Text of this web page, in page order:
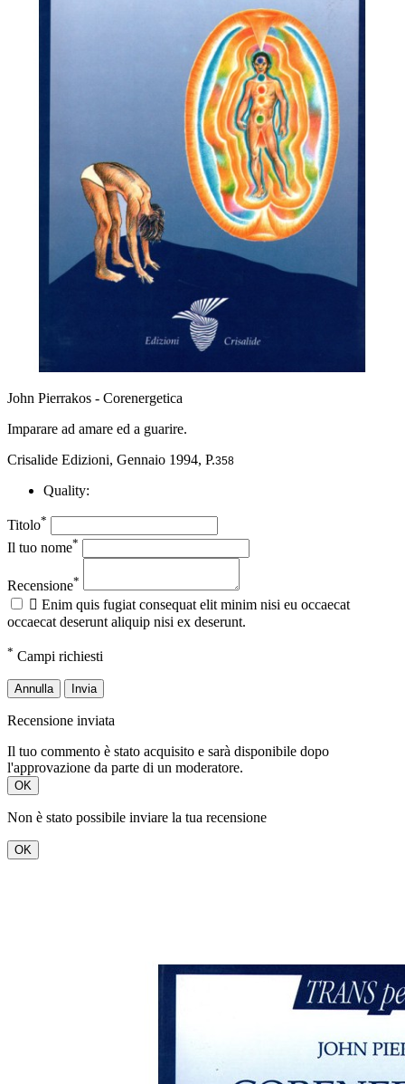
John Pierrakos - Corenergetica
Imparare ad amare ed a guarire.
Crisalide Edizioni, Gennaio 1994, P.358
Quality:
Titolo*
Il tuo nome*
Recensione*
 Enim quis fugiat consequat elit minim nisi eu occaecat
occaecat deserunt aliquip nisi ex deserunt.
* Campi richiesti
Annulla Invia
Recensione inviata
Il tuo commento è stato acquisito e sarà disponibile dopo
l'approvazione da parte di un moderatore.
OK
Non è stato possibile inviare la tua recensione
OK